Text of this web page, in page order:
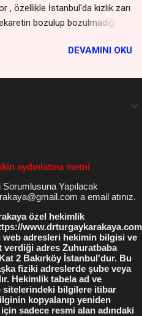
WhatsApp'tan isteyin
kaydetmeniz gerekmez -
Daraltma Yaptıranlar ( blog
Bakır...
, özellikle İstanbul'da kızlık zarı
bozulup bozulmadığı
himen yani kızlık zarının
çalışıyorlar, genelde bir
arıyorlar , ve doktor
diye soru soruyorlar.
ve Dikimi Fiyat
isteyin *** ( kişiler
gerekmez - gizli kalır )
ve Kızlık Zarı Muayanesi
Kızlık Zarı Bozulması
Ayrıca kızlık zarları
görüş alanlar bile
resmini çekip WhatsApp
DEVAMINI OKU
aydınlatma metni
Sorumlusuna Yapılacak
a email atınız.
özel hekimlik
www.drturgaykarakaya.com
web adresleri hekimin bilgisi ve
verdiği adres Zuhuratbaba
2 Bakırköy İstanbul'dur. Bu
fiziki adreslerde şube veya
Hekimlik tabela ad ve
sitelerindeki bilgilere itibar
kopyalanıp yeniden
sadece resmi alan adındaki